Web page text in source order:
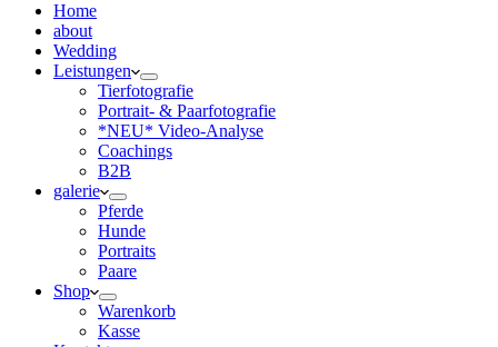
Home
about
Wedding
Leistungen
Tierfotografie
Portrait- & Paarfotografie
*NEU* Video-Analyse
Coachings
B2B
galerie
Pferde
Hunde
Portraits
Paare
Shop
Warenkorb
Kasse